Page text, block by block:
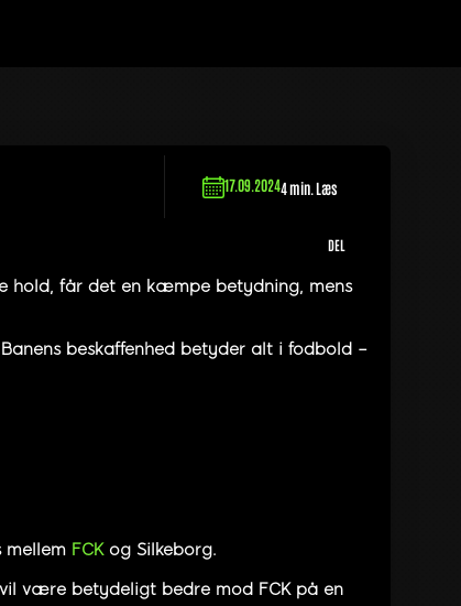
17.09.20244 min. Læs
DEL
hold, får det en kæmpe betydning, mens
beskaffenhed betyder alt i fodbold –
mellem FCKog Silkeborg.
være betydeligt bedre mod FCK på en